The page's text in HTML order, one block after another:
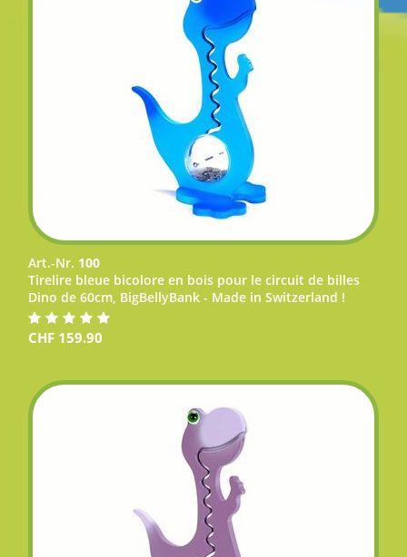
Art.-Nr. 100
Tirelire bleue bicolore en bois pour le circuit de billes
Dino de 60cm, BigBellyBank - Made in Switzerland !
CHF 159.90